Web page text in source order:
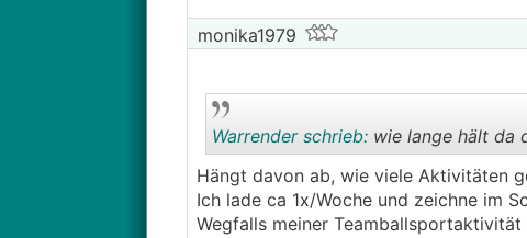
monika1979
Warrender schrieb:wie lange hält da
Hängt davon ab, wie viele Aktivitäten
Ich lade ca 1x/Woche und zeichne im
Wegfalls meiner